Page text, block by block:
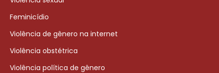
Feminicídio
Violência de gênero na internet
Violência obstétrica
Violência política de gênero